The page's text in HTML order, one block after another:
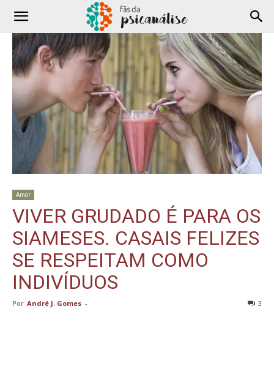
Amor
VIVER GRUDADO É PARA OS
SIAMESES. CASAIS FELIZES
SE RESPEITAM COMO
INDIVÍDUOS
Por André J. Gomes - 3